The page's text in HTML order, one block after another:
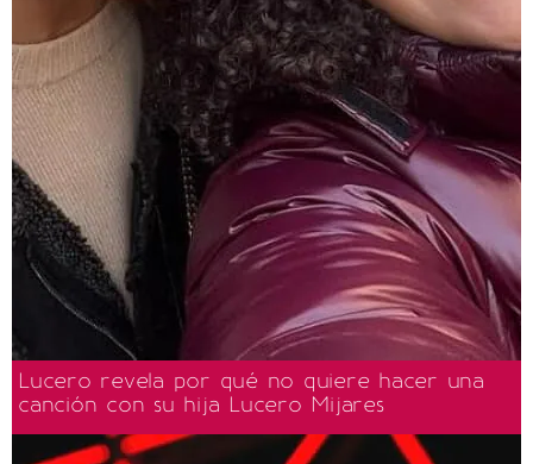
Lucero revela por qué no quiere hacer una
canción con su hija Lucero Mijares